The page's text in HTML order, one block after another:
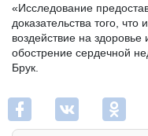
«Исследование
доказательства того,
воздействие на
обострение сердечной
Брук.